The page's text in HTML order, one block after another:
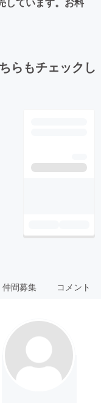
らもチェックし
仲間募集 コメント